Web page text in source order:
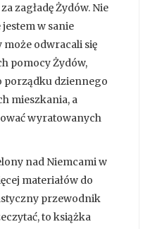
zagładę Żydów. Nie
w sanie
odwracali się
pomocy Żydów,
porządku dziennego
mieszkania, a
wyratowanych
nad Niemcami w
materiałów do
przewodnik
to książka